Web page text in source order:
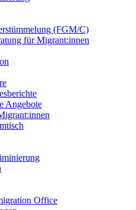
(FGM/C)
für Migrant:innen
Angebote
Office